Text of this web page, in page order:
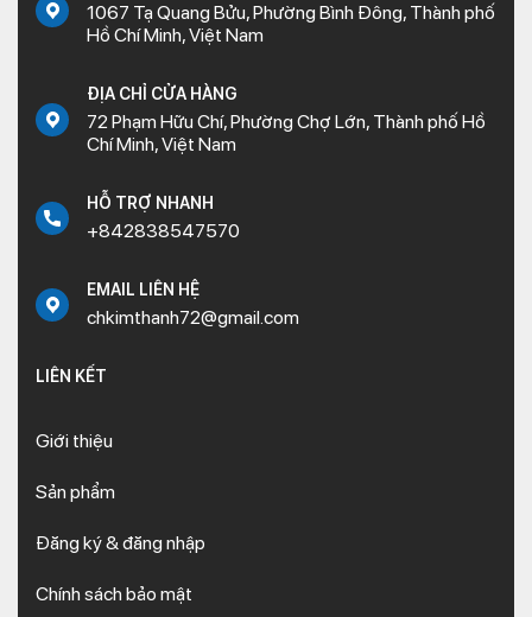
1067 Tạ Quang Bửu, Phường Bình Đông, Thành phố
Hồ Chí Minh, Việt Nam
ĐỊA CHỈ CỬA HÀNG
72 Phạm Hữu Chí, Phường Chợ Lớn, Thành phố Hồ
Chí Minh, Việt Nam
HỖ TRỢ NHANH
+842838547570
EMAIL LIÊN HỆ
chkimthanh72@gmail.com
LIÊN KẾT
Giới thiệu
Sản phẩm
Đăng ký & đăng nhập
Chính sách bảo mật